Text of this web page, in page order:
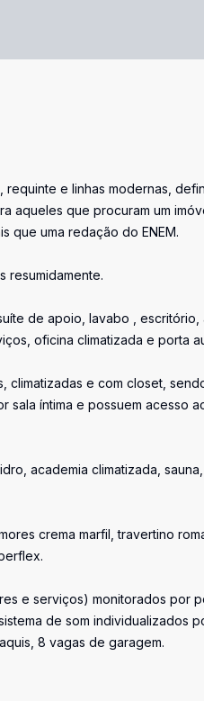
e linhas modernas,
aqueles que procuram um
que uma redação do ENEM.
resumidamente.
de apoio, lavabo ,
oficina climatizada e porta
climatizadas e com closet,
sala íntima e possuem
academia climatizada,
crema marfil, travertino
e serviços) monitorados por
de som individualizados
8 vagas de garagem.